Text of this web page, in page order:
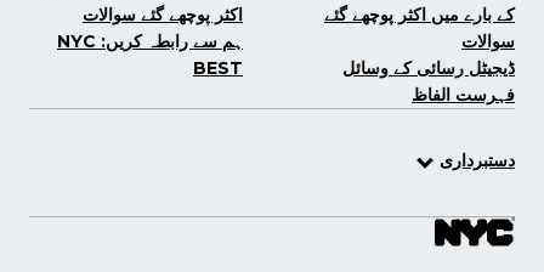
کے بارے میں اکثر پوچھے گئے
سوالات
ڈیجیٹل رسائی کے وسائل
فہرست الفاظ
اکثر پوچھے گئے سوالات
ہم سے رابطہ کریں: NYC
BEST
دستبرداری